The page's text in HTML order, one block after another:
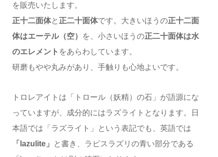
を販売いたします。
正十二面体と 正二十面体です。大きいほうの正十二面
体はエーテル（空）
を、小さいほうの正二十面体は水
のエレメント をあらわしています。
研磨もやや丸みがあり、手触りも心地よいです。
トロレアイトは「トロール（妖精）の石」が語源にな
っていますが、成分的にはラズライトとなります。日
本語では「ラズライト」という表記でも、英語では
「lazulite」
と書き、ラピスラズリの青い部分である